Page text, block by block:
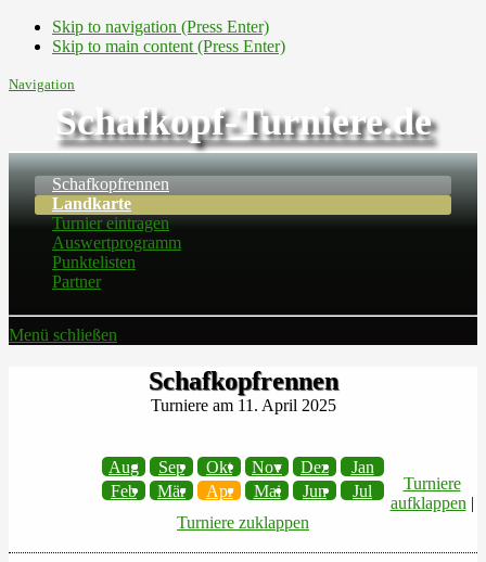
Skip to navigation (Press Enter)
Skip to main content (Press Enter)
Navigation
Schafkopf-Turniere.de
Schafkopfrennen
Landkarte
Turnier eintragen
Auswertprogramm
Punktelisten
Partner
Menü schließen
Schafkopfrennen
Turniere am 11. April 2025
Aug Sep Okt Nov Dez
Jan
Feb
Mär Apr Mai Jun Jul
Turniere
aufklappen |
Turniere zuklappen